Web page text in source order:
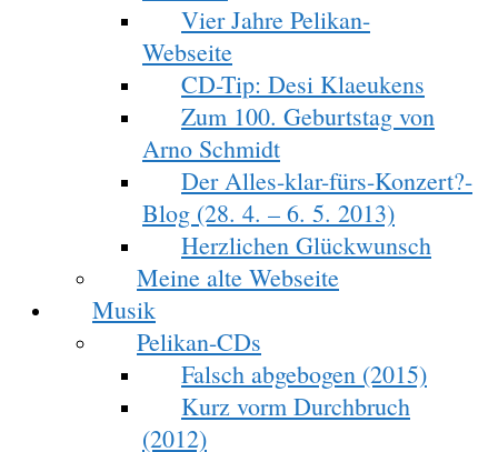
Vier Jahre Pelikan-
Webseite
CD-Tip: Desi Klaeukens
Zum 100. Geburtstag von
Arno Schmidt
Der Alles-klar-fürs-Konzert?-
Blog (28. 4. – 6. 5. 2013)
Herzlichen Glückwunsch
Meine alte Webseite
Musik
Pelikan-CDs
Falsch abgebogen (2015)
Kurz vorm Durchbruch
(2012)